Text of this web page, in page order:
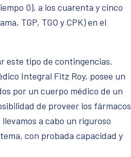
0), a los cuarenta y cinco
TGP, TGO y CPK) en el
este tipo de contingencias.
Integral Fitz Roy, posee un
por un cuerpo médico de un
de proveer los fármacos
a cabo un riguroso
con probada capacidad y